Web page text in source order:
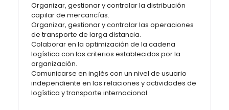
Organizar, gestionar y controlar la distribución
capilar de mercancías.
Organizar, gestionar y controlar las operaciones
de transporte de larga distancia.
Colaborar en la optimización de la cadena
logística con los criterios establecidos por la
organización.
Comunicarse en inglés con un nivel de usuario
independiente en las relaciones y actividades de
logística y transporte internacional.